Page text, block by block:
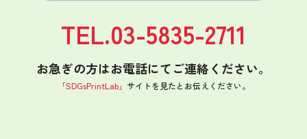
お急ぎの方はお電話にてご連絡ください。
TEL.03-5835-2711
「SDGsPrintLab」 サイトを見たと お伝えください。